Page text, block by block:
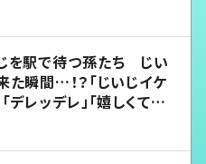
を駅で待つ孫たち じい
た瞬間…！？「じいじイケ
デレッデレ」「嬉しくて可